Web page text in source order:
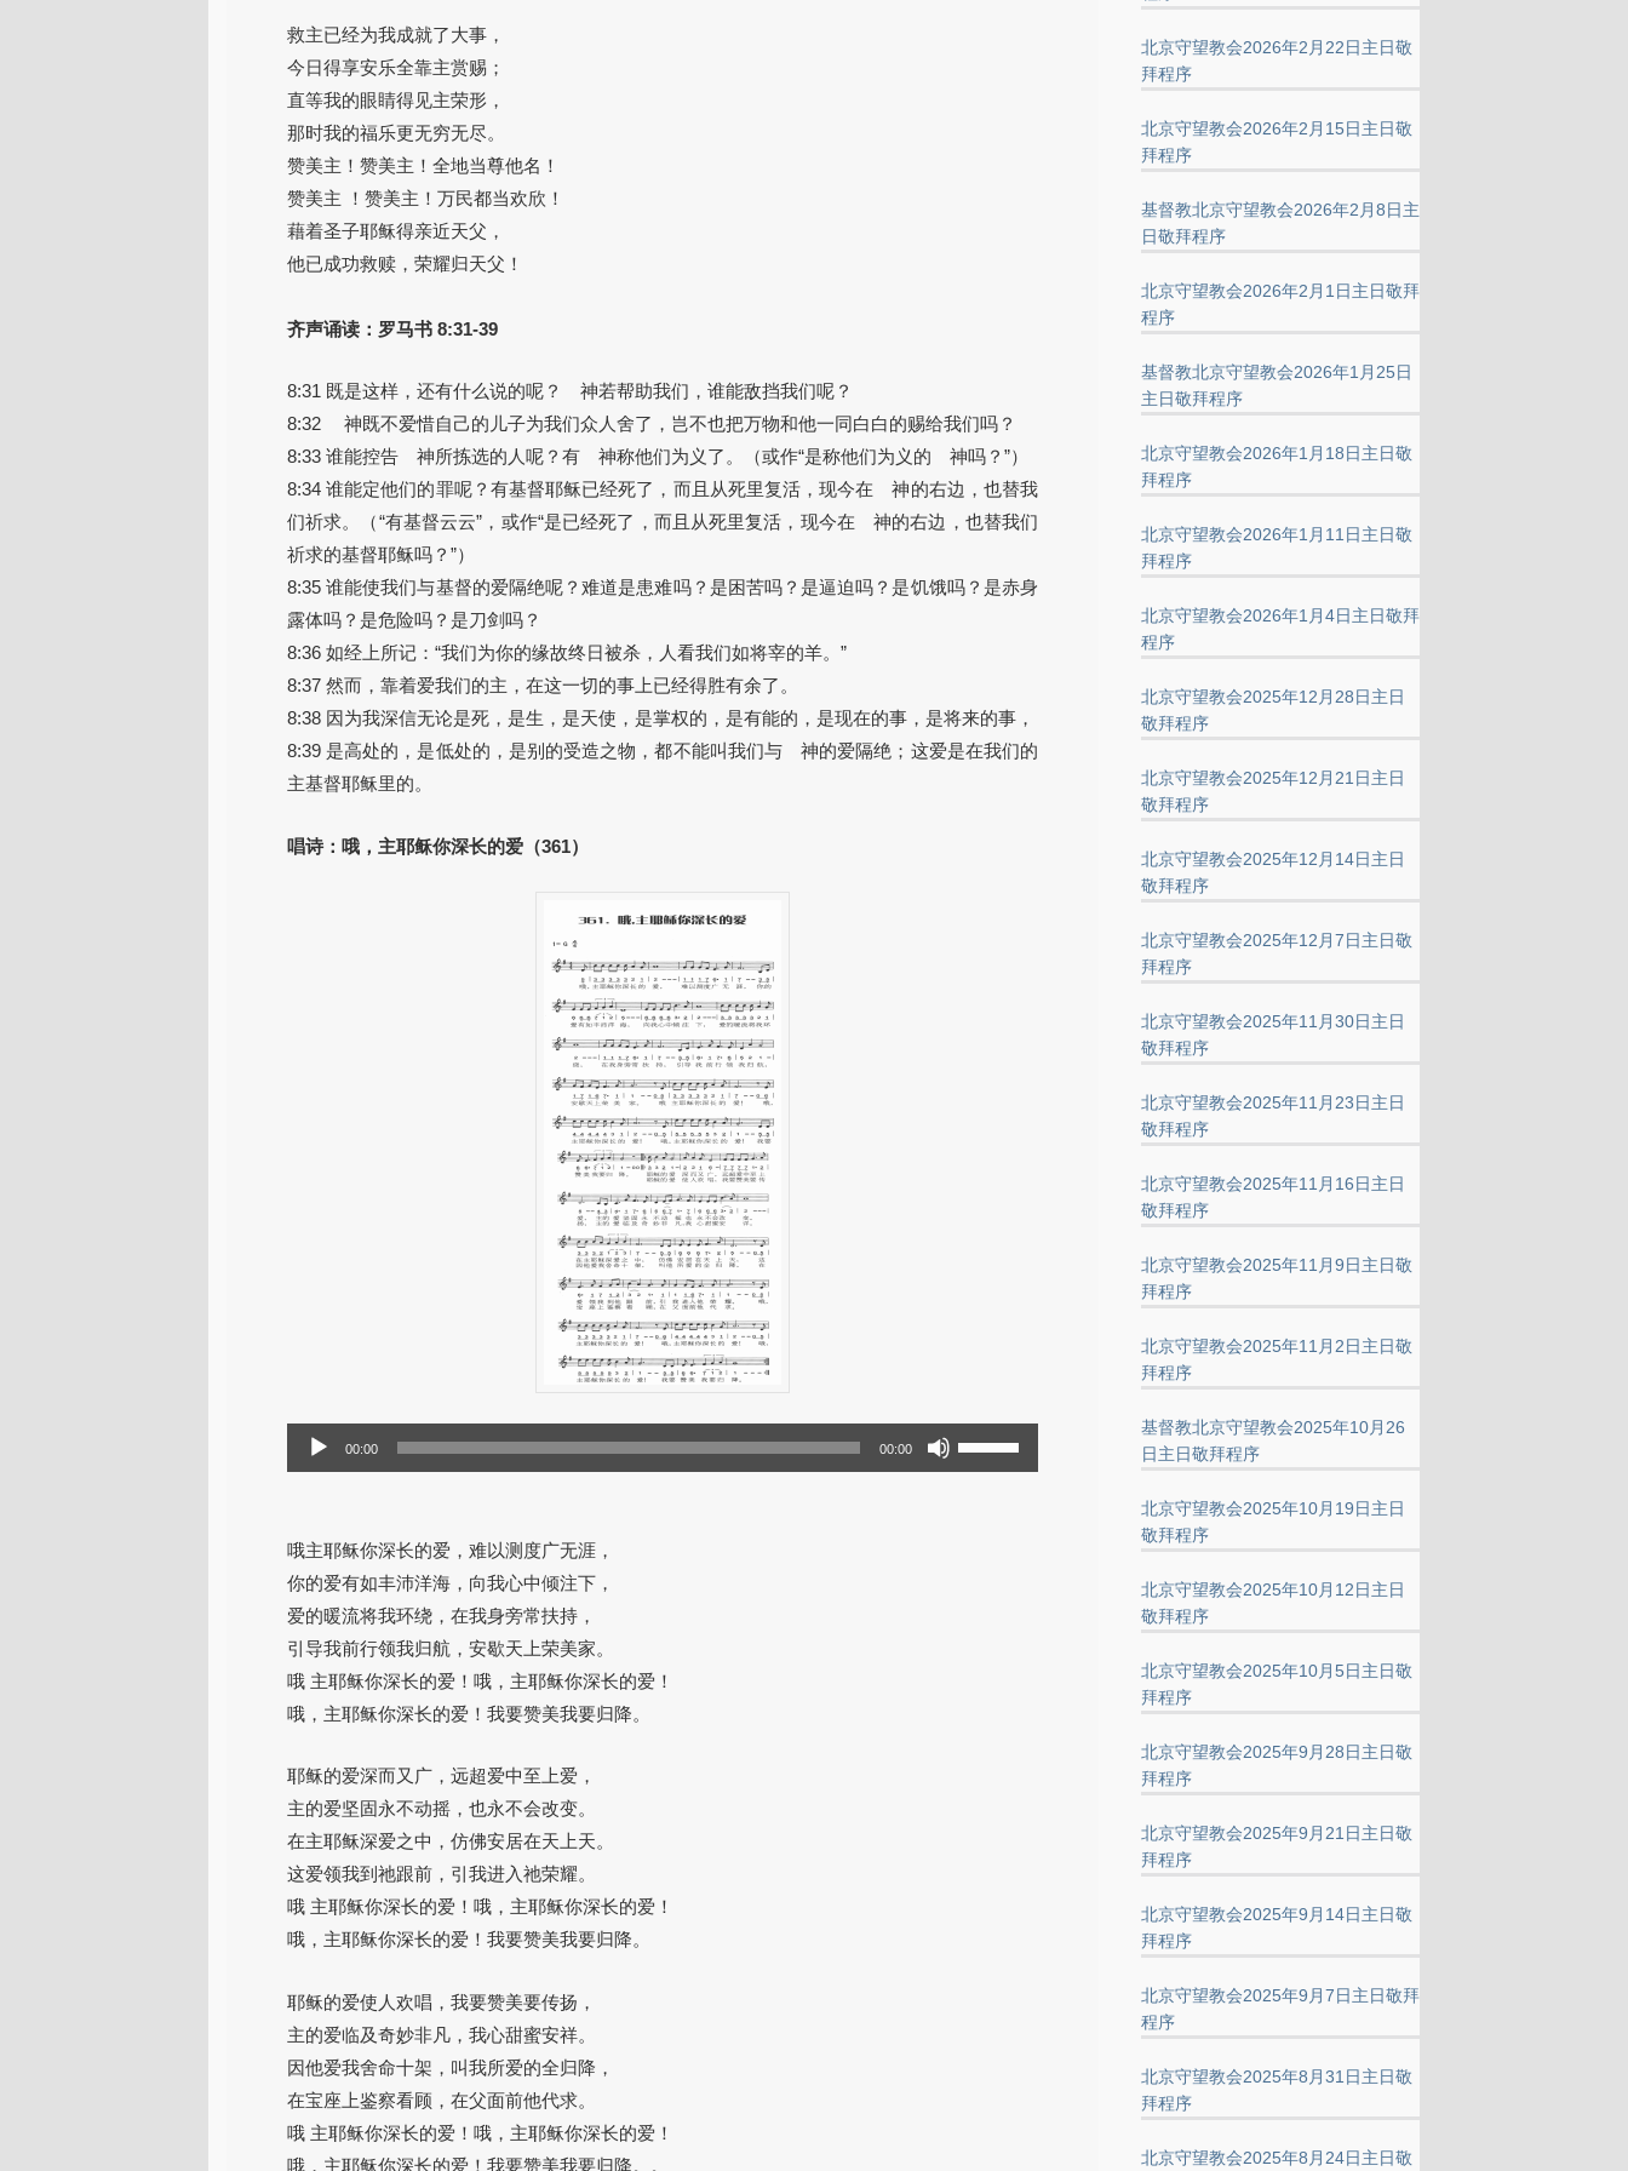
救主已经为我成就了大事，
今日得享安乐全靠主赏赐；
直等我的眼睛得见主荣形，
那时我的福乐更无穷无尽。
赞美主！赞美主！全地当尊他名！
赞美主 ！赞美主！万民都当欢欣！
藉着圣子耶稣得亲近天父，
他已成功救赎，荣耀归天父！
齐声诵读：罗马书 8:31-39
8:31 既是这样，还有什么说的呢？ 神若帮助我们，谁能敌挡我们呢？
8:32 神既不爱惜自己的儿子为我们众人舍了，岂不也把万物和他一同白白的赐给我们吗？
8:33 谁能控告 神所拣选的人呢？有 神称他们为义了。（或作“是称他们为义的 神吗？”）
8:34 谁能定他们的罪呢？有基督耶稣已经死了，而且从死里复活，现今在 神的右边，也替我
们祈求。（“有基督云云”，或作“是已经死了，而且从死里复活，现今在 神的右边，也替我们
祈求的基督耶稣吗？”）
8:35 谁能使我们与基督的爱隔绝呢？难道是患难吗？是困苦吗？是逼迫吗？是饥饿吗？是赤身
露体吗？是危险吗？是刀剑吗？
8:36 如经上所记：“我们为你的缘故终日被杀，人看我们如将宰的羊。”
8:37 然而，靠着爱我们的主，在这一切的事上已经得胜有余了。
8:38 因为我深信无论是死，是生，是天使，是掌权的，是有能的，是现在的事，是将来的事，
8:39 是高处的，是低处的，是别的受造之物，都不能叫我们与 神的爱隔绝；这爱是在我们的
主基督耶稣里的。
唱诗：哦，主耶稣你深长的爱（361）
频
放
00:00 00:00
使
用
哦主耶稣你深长的爱，难以测度广无涯，
你的爱有如丰沛洋海，向我心中倾注下，
爱的暖流将我环绕，在我身旁常扶持，
引导我前行领我归航，安歇天上荣美家。
哦 主耶稣你深长的爱！哦，主耶稣你深长的爱！
哦，主耶稣你深长的爱！我要赞美我要归降。
耶稣的爱深而又广，远超爱中至上爱，
主的爱坚固永不动摇，也永不会改变。
在主耶稣深爱之中，仿佛安居在天上天。
这爱领我到祂跟前，引我进入祂荣耀。
哦 主耶稣你深长的爱！哦，主耶稣你深长的爱！
哦，主耶稣你深长的爱！我要赞美我要归降。
耶稣的爱使人欢唱，我要赞美要传扬，
主的爱临及奇妙非凡，我心甜蜜安祥。
因他爱我舍命十架，叫我所爱的全归降，
在宝座上鉴察看顾，在父面前他代求。
哦 主耶稣你深长的爱！哦，主耶稣你深长的爱！
哦，主耶稣你深长的爱！我要赞美我要归降。。
北京守望教会2026年2月22日主日敬
拜程序
北京守望教会2026年2月15日主日敬
拜程序
基督教北京守望教会2026年2月8日主
日敬拜程序
北京守望教会2026年2月1日主日敬拜
程序
基督教北京守望教会2026年1月25日
主日敬拜程序
北京守望教会2026年1月18日主日敬
拜程序
北京守望教会2026年1月11日主日敬
拜程序
北京守望教会2026年1月4日主日敬拜
程序
北京守望教会2025年12月28日主日
敬拜程序
北京守望教会2025年12月21日主日
敬拜程序
北京守望教会2025年12月14日主日
敬拜程序
北京守望教会2025年12月7日主日敬
拜程序
北京守望教会2025年11月30日主日
敬拜程序
北京守望教会2025年11月23日主日
敬拜程序
北京守望教会2025年11月16日主日
敬拜程序
北京守望教会2025年11月9日主日敬
拜程序
北京守望教会2025年11月2日主日敬
拜程序
基督教北京守望教会2025年10月26
日主日敬拜程序
北京守望教会2025年10月19日主日
敬拜程序
北京守望教会2025年10月12日主日
敬拜程序
北京守望教会2025年10月5日主日敬
拜程序
北京守望教会2025年9月28日主日敬
拜程序
北京守望教会2025年9月21日主日敬
拜程序
北京守望教会2025年9月14日主日敬
拜程序
北京守望教会2025年9月7日主日敬拜
程序
北京守望教会2025年8月31日主日敬
拜程序
北京守望教会2025年8月24日主日敬